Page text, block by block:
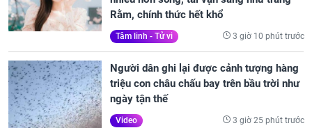
Rằm, chính thức hết khổ
Tâm linh - Tử vi 3 giờ 10 phút trước
Người dân ghi lại được cảnh tượng hàng
triệu con châu chấu bay trên bầu trời như
ngày tận thế
Video 3 giờ 25 phút trước